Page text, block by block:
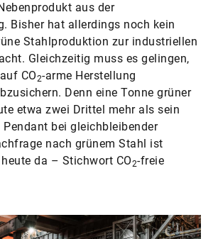
aus der
Bisher hat allerdings noch kein
Stahlproduktion zur industriellen
Gleichzeitig muss es gelingen,
CO2-arme Herstellung
Denn eine Tonne grüner
etwa zwei Drittel mehr als sein
bei gleichbleibender
nach grünem Stahl ist
da – Stichwort CO2-freie